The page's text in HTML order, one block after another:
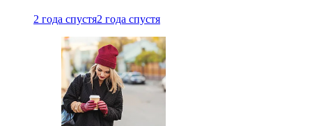
2 года спустя2 года спустя